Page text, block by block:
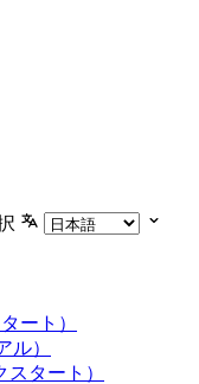
ート）
ル）
タート）